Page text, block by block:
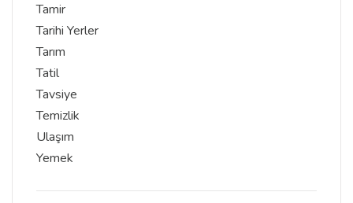
Tamir
Tarihi Yerler
Tarım
Tatil
Tavsiye
Temizlik
Ulaşım
Yemek